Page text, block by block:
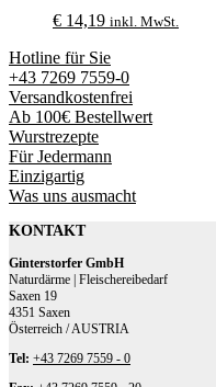
€ 14,19 inkl. MwSt.
Hotline für Sie
+43 7269 7559-0
Versandkostenfrei
Ab 100€ Bestellwert
Wurstrezepte
Für Jedermann
Einzigartig
Was uns ausmacht
KONTAKT
Ginterstorfer GmbH
Naturdärme | Fleischereibedarf
Saxen 19
4351 Saxen
Österreich / AUSTRIA
Tel: +43 7269 7559 - 0